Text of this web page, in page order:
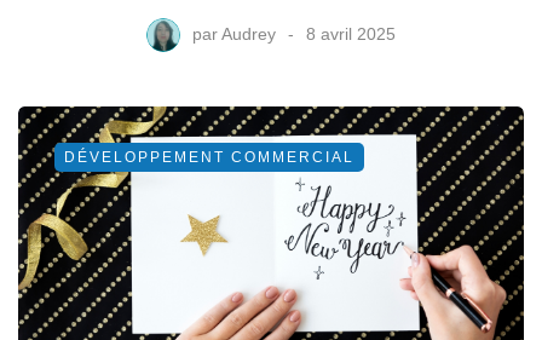
parAudrey 8 avril 2025
DÉVELOPPEMENT COMMERCIAL